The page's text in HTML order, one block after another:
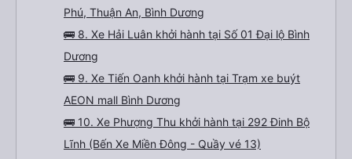
Phú, Thuận An, Bình Dương
🚌 8. Xe Hải Luân khởi hành tại Số 01 Đại lộ Bình
Dương
🚌 9. Xe Tiến Oanh khởi hành tại Trạm xe buýt
AEON mall Bình Dương
🚌 10. Xe Phượng Thu khởi hành tại 292 Đinh Bộ
Lĩnh (Bến Xe Miền Đông - Quầy vé 13)